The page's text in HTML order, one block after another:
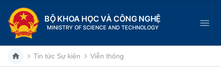
BỘ KHOA HỌC VÀ CÔNG NGHỆ
MINISTRY OF SCIENCE AND TECHNOLOGY
Tin tức Sự kiện Viễn thông